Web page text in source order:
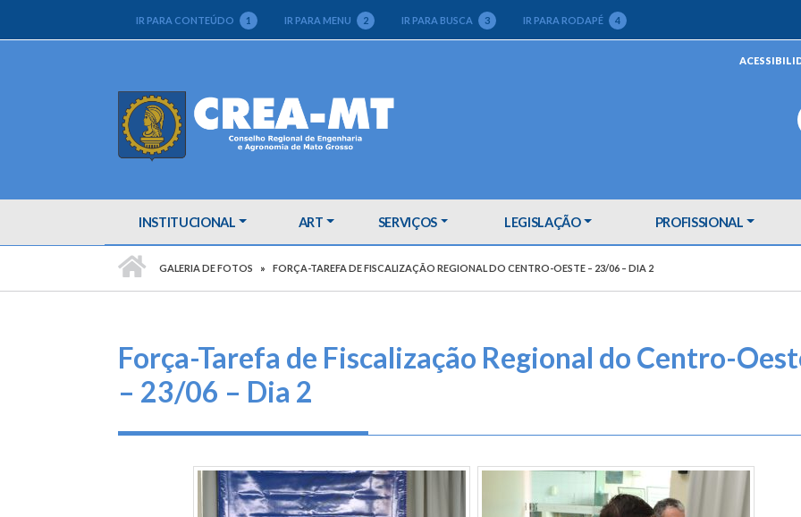
IR PARA CONTEÚDO 1 IR PARA MENU 2 IR PARA BUSCA 3 IR PARA RODAPÉ 4
INSTITUCIONAL ART SERVIÇOS LEGISLAÇÃO PROFISSIONAL
GALERIA DE FOTOS FORÇA-TAREFA DE FISCALIZAÇÃO REGIONAL DO CENTRO-OESTE – 23/06 – DIA 2
Força-Tarefa de Fiscalização Regional do Centro-
– 23/06 – Dia 2